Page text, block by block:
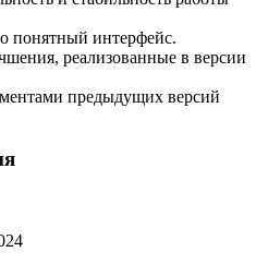
понятный интерфейс.
реализованные в версии
предыдущих версий